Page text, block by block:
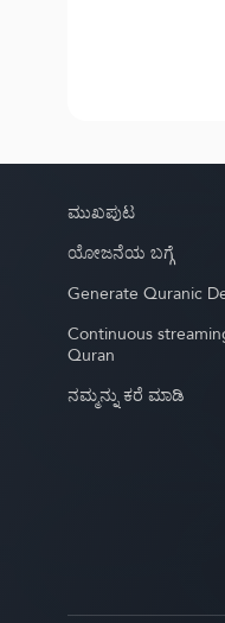
ಮುಖಪುಟ
ಯೋಜನೆಯ ಬಗ್ಗೆ
Generate Quranic
Continuous
Quran
ನಮ್ಮನ್ನು ಕರೆ ಮಾಡಿ